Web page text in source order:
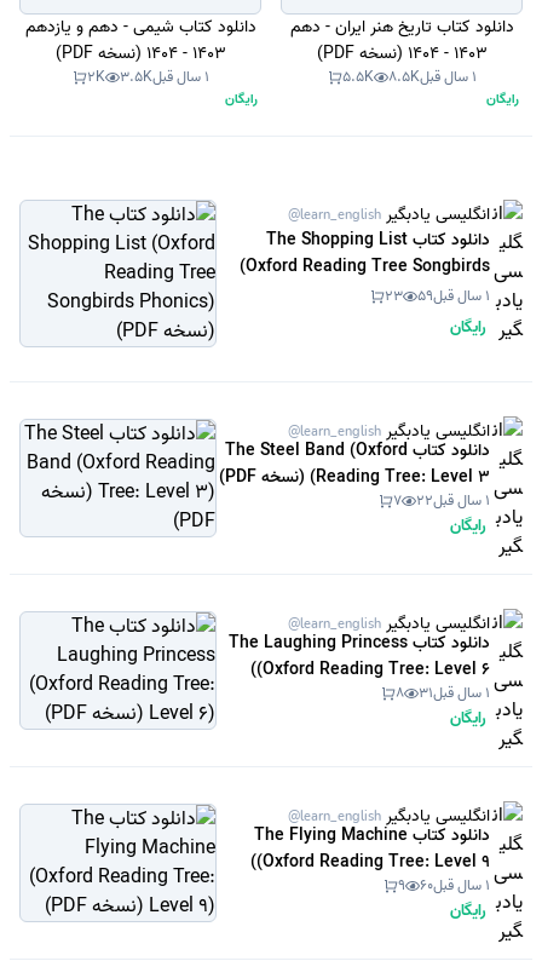
دانلود کتاب تاریخ هنر ایران - دهم
1403 - 1404 (نسخه PDF)
1 سال قبل 8.5K
5.5K
رایگان
دانلود کتاب شیمی - دهم و یازدهم
1403 - 1404 (نسخه PDF)
1 سال قبل 3.5K
2K
رایگان
انگلیسی یادبگیر @learn_english
دانلود کتاب The Shopping List
(Oxford Reading Tree Songbirds
Phonics) (نسخه PDF)1 سال قبل 59
23
رایگان
انگلیسی یادبگیر @learn_english
دانلود کتاب The Steel Band (Oxford
Reading Tree: Level 3) (نسخه PDF)
1 سال قبل 22
7
رایگان
انگلیسی یادبگیر @learn_english
دانلود کتاب The Laughing Princess
(Oxford Reading Tree: Level 6)
(نسخه PDF)1 سال قبل 31
8
رایگان
انگلیسی یادبگیر @learn_english
دانلود کتاب The Flying Machine
(Oxford Reading Tree: Level 9)
(نسخه PDF)1 سال قبل 60
9
رایگان